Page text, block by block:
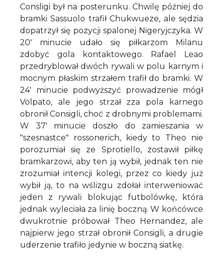
Consligi był na posterunku. Chwilę później do
bramki Sassuolo trafił Chukwueze, ale sędzia
dopatrzył się pozycji spalonej Nigeryjczyka. W
20' minucie udało się piłkarzom Milanu
zdobyć gola kontaktowego. Rafael Leao
przedryblował dwóch rywali w polu karnym i
mocnym płaskim strzałem trafił do bramki. W
24' minucie podwyższyć prowadzenie mógł
Volpato, ale jego strzał zza pola karnego
obronił Consigli, choć z drobnymi problemami.
W 37' minucie doszło do zamieszania w
"szesnastce" rossonerich, kiedy to Theo nie
porozumiał się ze Sprotiello, zostawił piłkę
bramkarzowi, aby ten ją wybił, jednak ten nie
zrozumiał intencji kolegi, przez co kiedy już
wybił ją, to na wślizgu zdołał interweniować
jeden z rywali blokując futbolówkę, która
jednak wyleciała za linię boczną. W końcówce
dwukrotnie próbował Theo Hernandez, ale
najpierw jego strzał obronił Consigli, a drugie
uderzenie trafiło jedynie w boczną siatkę.